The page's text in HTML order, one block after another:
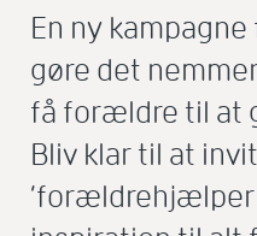
En ny kampagne
gøre det
få forældre til at
Bliv klar til at